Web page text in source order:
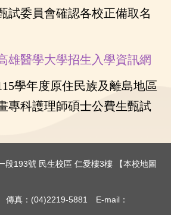
試委員會確認各校正備取名
雄醫學大學招生入學資訊網
學年度原住民族及離島地區
專科護理師碩士公費生甄試
段193號 民生校區 仁愛樓3樓 【本校地圖
傳真：(04)2219-5881 E-mail：